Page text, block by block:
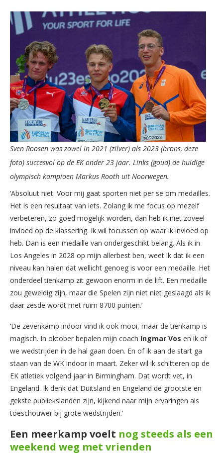
Sven Roosen was zowel in 2021 (zilver) als 2023 (brons, deze
foto) succesvol op de EK onder 23 jaar. Links (goud) de huidige
olympisch kampioen Markus Rooth uit Noorwegen.
‘Absoluut niet. Voor mij gaat sporten niet per se om medailles.
Het is een resultaat van iets. Zolang ik me focus op mezelf
verbeteren, zo goed mogelijk worden, dan heb ik niet zoveel
invloed op de klassering. Ik wil focussen op waar ik invloed op
heb. Dan is een medaille van ondergeschikt belang. Als ik in
Los Angeles in 2028 op mijn allerbest ben, weet ik dat ik een
niveau kan halen dat wellicht genoeg is voor een medaille. Het
onderdeel tienkamp zit gewoon enorm in de lift. Een medaille
zou geweldig zijn, maar die Spelen zijn niet niet geslaagd als ik
daar zesde wordt met ruim 8700 punten.’
‘De zevenkamp indoor vind ik ook mooi, maar de tienkamp is
magisch. In oktober bepalen mijn coach Ingmar Vos en ik of
we wedstrijden in de hal gaan doen. En of ik aan de start ga
staan van de WK indoor in maart. Zeker wil ik schitteren op de
EK atletiek volgend jaar in Birmingham. Dat wordt vet, in
Engeland. Ik denk dat Duitsland en Engeland de grootste en
gekste publiekslanden zijn, kijkend naar mijn ervaringen als
toeschouwer bij grote wedstrijden.’
Een meerkamp voelt nog steeds als een
weekend weg met vrienden